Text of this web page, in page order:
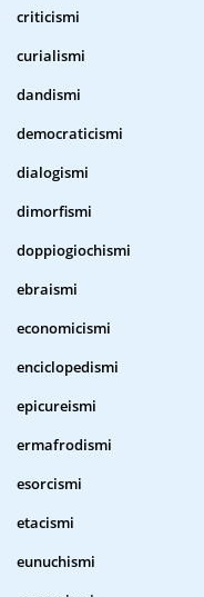
criticismi
curialismi
dandismi
democraticismi
dialogismi
dimorfismi
doppiogiochismi
ebraismi
economicismi
enciclopedismi
epicureismi
ermafrodismi
esorcismi
etacismi
eunuchismi